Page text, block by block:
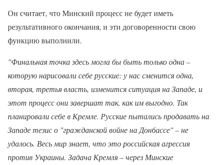
Он считает, что Минский процесс не будет иметь
результативного окончания, и эти договоренности свою
функцию выполнили.
"Финальная точка здесь могла бы быть только одна –
которую нарисовали себе русские: у нас сменится одна,
вторая, третья власть, изменится ситуация на Западе, и
этот процесс они завершат так, как им выгодно. Так
планировали себе в Кремле. Русские пытались продавать на
Западе тезис о "гражданской войне на Донбассе" – не
удалось. Весь мир знает, что это российская агрессия
против Украины. Задача Кремля – через Минские